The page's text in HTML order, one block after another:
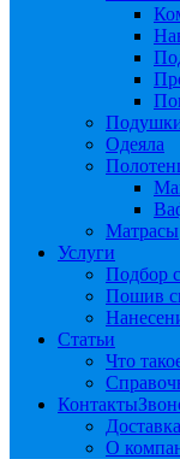
Одеяла
Матрасы
Услуги
Подбор
Пошив
Статьи
Что
Контакты
О